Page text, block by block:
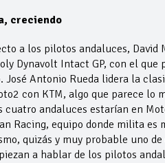
creciendo
a los pilotos andaluces,
Dynavolt Intact GP, con el
José Antonio Rueda lidera la
con KTM, algo que parece lo
cuatro andaluces estarían en
Racing, equipo donde milita es
quizás y muy probable uno
a hablar de los pilotos